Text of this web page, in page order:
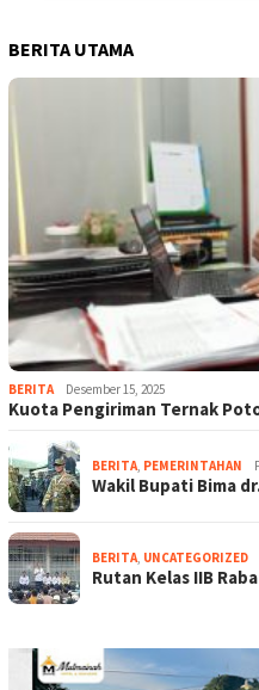
BERITA UTAMA
BERITA Desember 15, 2025
Kuota Pengiriman Ternak
BERITA, PEMERINTAHAN
Wakil Bupati Bima
BERITA, UNCATEGORIZED
Rutan Kelas IIB